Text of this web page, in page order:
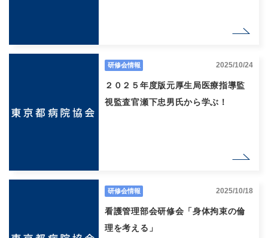
研修会情報 2025/10/24
２０２５年度版元厚生局医療指導監
視監査官瀬下忠男氏から学ぶ！
研修会情報 2025/10/18
看護管理部会研修会「身体拘束の倫
理を考える」